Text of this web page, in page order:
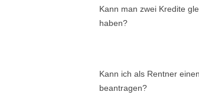
Kann man zwei Kredite
haben?
Kann ich als Rentner
beantragen?